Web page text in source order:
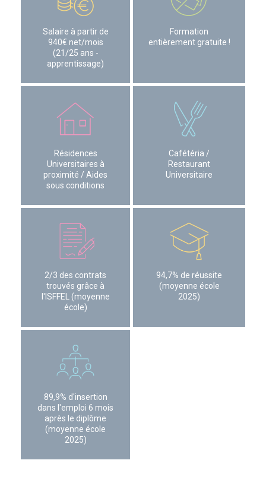
Salaire à partir de
940€ net/mois
(21/25 ans -
apprentissage)
Formation
entièrement gratuite !
Résidences
Universitaires à
proximité / Aides
sous conditions
Cafétéria /
Restaurant
Universitaire
2/3 des contrats
trouvés grâce à
l'ISFFEL (moyenne
école)
94,7% de réussite
(moyenne école
2025)
89,9% d'insertion
dans l'emploi 6 mois
après le diplôme
(moyenne école
2025)